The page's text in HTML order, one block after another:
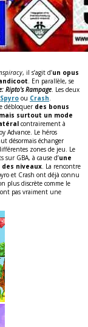
, il s’agit d’un opus
. En parallèle, se
Ripto's Rampage . Les deux
Spyro ou Crash
débloquer des bonus
surtout un mode
contrairement à
Advance. Le héros
désormais échanger
zones de jeu. Le
GBA, à cause d’une
niveaux . La rencontre
et Crash ont déjà connu
plus discrète comme le
pas vraiment une